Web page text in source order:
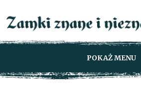
POKAŻ MENU